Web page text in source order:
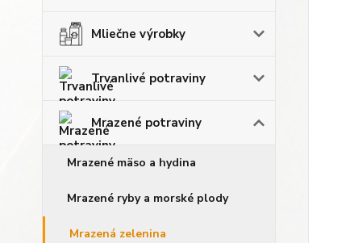
Mliečne výrobky
Trvanlivé potraviny
Mrazené potraviny
Mrazené mäso a hydina
Mrazené ryby a morské plody
Mrazená zelenina